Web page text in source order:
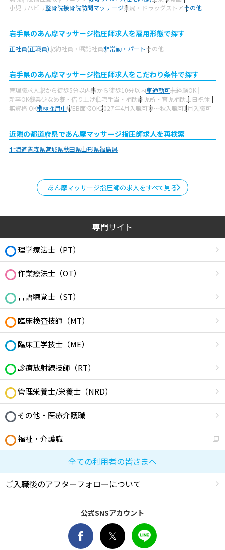
小児リハビリ整骨院接骨院訪問マッサージ薬局・ドラッグストアその他
岩手県のあん摩マッサージ指圧師求人を雇用形態で探す
正社員(正職員)契約社員・嘱託社員非常勤・パートその他
岩手県のあん摩マッサージ指圧師求人をこだわり条件で探す
管理職求人 駅から徒歩5分以内駅から徒歩10分以内車通勤可未経験OK
新卒OK残業少なめ寮・借り上げ住宅手当・補助託児所・育児補助土日祝休
無資格 OK積極採用中WEB面接OK2027年4月入職可夏～秋入職可1月入職可
近隣の都道府県であん摩マッサージ指圧師求人を再検索
北海道青森県宮城県秋田県山形県福島県
あん摩マッサージ指圧師の求人をすべて見る
専門サイト
理学療法士（PT）
作業療法士（OT）
言語聴覚士（ST）
臨床検査技師（MT）
臨床工学技士（ME）
診療放射線技師（RT）
管理栄養士/栄養士（NRD）
その他・医療介護職
福祉・介護職
全ての利用者の皆さまへ
ご入職後のアフターフォローについて
公式SNSアカウント